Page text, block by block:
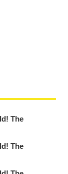
The
The